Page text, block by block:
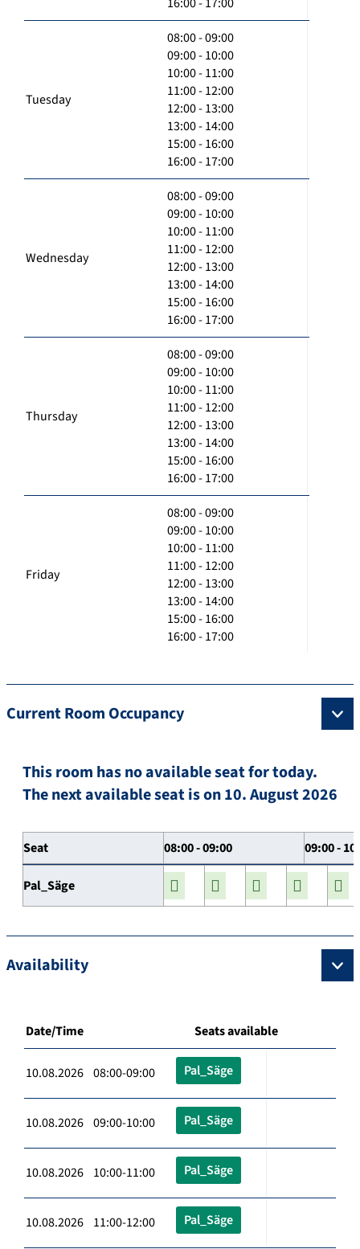
Tuesday
08:00 - 09:00
09:00 - 10:00
10:00 - 11:00
11:00 - 12:00
12:00 - 13:00
13:00 - 14:00
15:00 - 16:00
16:00 - 17:00
Wednesday
08:00 - 09:00
09:00 - 10:00
10:00 - 11:00
11:00 - 12:00
12:00 - 13:00
13:00 - 14:00
15:00 - 16:00
16:00 - 17:00
Thursday
08:00 - 09:00
09:00 - 10:00
10:00 - 11:00
11:00 - 12:00
12:00 - 13:00
13:00 - 14:00
15:00 - 16:00
16:00 - 17:00
Friday
08:00 - 09:00
09:00 - 10:00
10:00 - 11:00
11:00 - 12:00
12:00 - 13:00
13:00 - 14:00
15:00 - 16:00
16:00 - 17:00
Current Room Occupancy
This room has no available seat for today.
The next available seat is on 10. August 2026
Seat 08:00 - 09:00 09:00 -
Pal_Säge
Availability
Date/Time Seats available
10.08.2026 08:00-09:00 Pal_Säge
10.08.2026 09:00-10:00 Pal_Säge
10.08.2026 10:00-11:00 Pal_Säge
10.08.2026 11:00-12:00 Pal_Säge